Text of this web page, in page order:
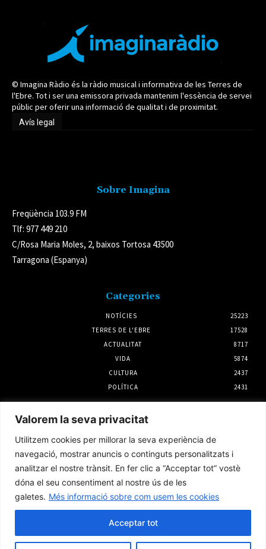
Valorem la seva privacitat
Utilitzem cookies per millorar la seva experiència de
navegació, mostrar anuncis o continguts personalitzats i
analitzar el nostre trànsit. En fer clic a “Acceptar tot” vostè
dóna el seu consentiment al nostre ús de les
galetes. Més informació sobre com usem les cookies
Acceptar tot
© Imagina Ràdio és la ràdio musical i informativa de les Terres de
l'Ebre. Tot i ser una emissora privada mantenim l'essència de servei
públic per oferir una informació de qualitat i de proximitat.
Avís legal
Sobre Imagina
Freqüència 103.9 FM
Tlf: 977 449 210
C/Rosa Maria Moles, 2, baixos Tortosa 43500
Tarragona (Espanya)
Categories
NOTÍCIES
25223
TERRES DE L'EBRE
17528
ACTUALITAT
8717
VIDA
5874
CULTURA
2437
POLÍTICA
2431
Noves troballes sobre la pesca en època iber
a l’Antic d’Amposta
31 juliol 2026
Junts per Tortosa assegura que el govern
municipal ha deixat perdre tres noves
31 juliol 2026